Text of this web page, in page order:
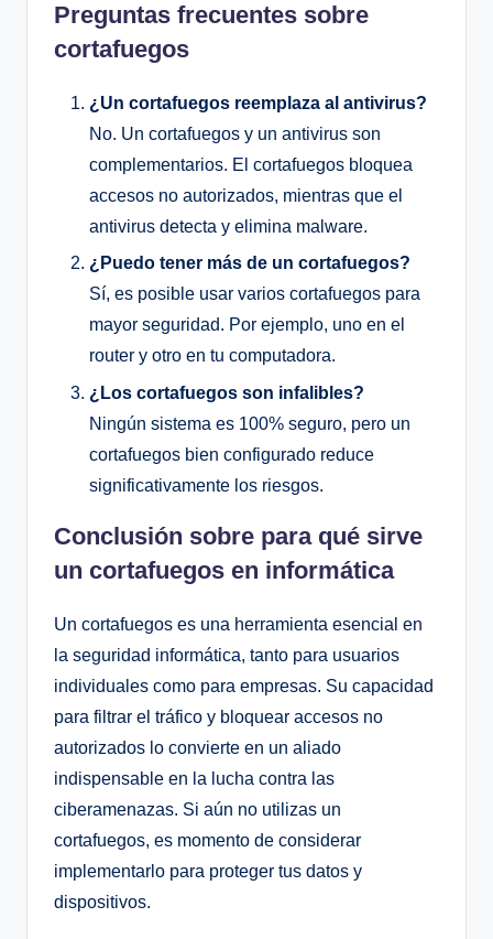
Preguntas frecuentes sobre
cortafuegos
¿Un cortafuegos reemplaza al antivirus?
No. Un cortafuegos y un antivirus son
complementarios. El cortafuegos bloquea
accesos no autorizados, mientras que el
antivirus detecta y elimina malware.
¿Puedo tener más de un cortafuegos?
Sí, es posible usar varios cortafuegos para
mayor seguridad. Por ejemplo, uno en el
router y otro en tu computadora.
¿Los cortafuegos son infalibles?
Ningún sistema es 100% seguro, pero un
cortafuegos bien configurado reduce
significativamente los riesgos.
Conclusión sobre para qué sirve
un cortafuegos en informática
Un cortafuegos es una herramienta esencial en
la seguridad informática, tanto para usuarios
individuales como para empresas. Su capacidad
para filtrar el tráfico y bloquear accesos no
autorizados lo convierte en un aliado
indispensable en la lucha contra las
ciberamenazas. Si aún no utilizas un
cortafuegos, es momento de considerar
implementarlo para proteger tus datos y
dispositivos.